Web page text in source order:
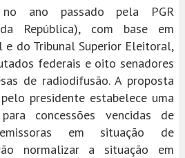
no ano passado pela PGR
da República), com base em
do Tribunal Superior Eleitoral,
federais e oito senadores
de radiodifusão. A proposta
presidente estabelece uma
concessões vencidas de
em situação de
normalizar a situação em